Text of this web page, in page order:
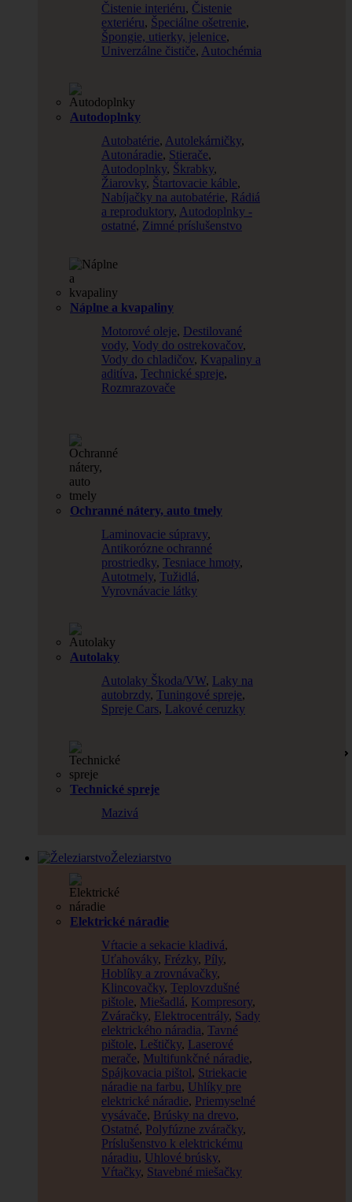
Čistenie interiéru, Čistenie
exteriéru, Špeciálne ošetrenie,
Špongie, utierky, jelenice,
Univerzálne čističe, Autochémia
Autodoplnky
Autobatérie, Autolekárničky,
Autonáradie, Stierače,
Autodoplnky, Škrabky,
Žiarovky, Štartovacie káble,
Nabíjačky na autobatérie, Rádiá
a reproduktory, Autodoplnky -
ostatné, Zimné príslušenstvo
Náplne a kvapaliny
Motorové oleje, Destilované
vody, Vody do ostrekovačov,
Vody do chladičov, Kvapaliny a
aditíva, Technické spreje,
Rozmrazovače
Ochranné nátery, auto tmely
Laminovacie súpravy,
Antikorózne ochranné
prostriedky, Tesniace hmoty,
Autotmely, Tužidlá,
Vyrovnávacie látky
Autolaky
Autolaky Škoda/VW, Laky na
autobrzdy, Tuningové spreje,
Spreje Cars, Lakové ceruzky
Technické spreje
Mazivá
Železiarstvo
Elektrické náradie
Vŕtacie a sekacie kladivá,
Uťahováky, Frézky, Píly,
Hoblíky a zrovnávačky,
Klincovačky, Teplovzdušné
pištole, Miešadlá, Kompresory,
Zváračky, Elektrocentrály, Sady
elektrického náradia, Tavné
pištole, Leštičky, Laserové
merače, Multifunkčné náradie,
Spájkovacia pištol, Striekacie
náradie na farbu, Uhlíky pre
elektrické náradie, Priemyselné
vysávače, Brúsky na drevo,
Ostatné, Polyfúzne zváračky,
Príslušenstvo k elektrickému
náradiu, Uhlové brúsky,
Vŕtačky, Stavebné miešačky